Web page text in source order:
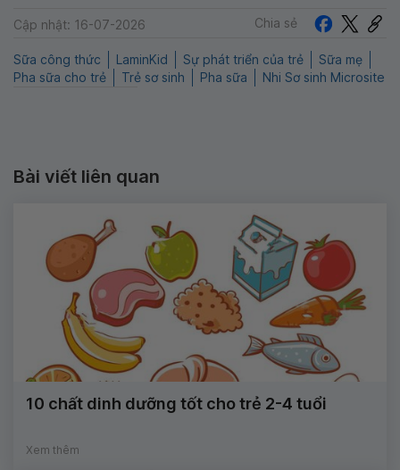
Cập nhật: 16-07-2026 Chia sẻ
Sữa công thức LaminKid Sự phát triển của trẻ
Sữa mẹ
Pha sữa cho trẻ
Trẻ sơ sinh Pha sữa Nhi Sơ sinh Microsite
Bài viết liên quan
10 chất dinh dưỡng tốt cho trẻ 2-4 tuổi
Xem thêm